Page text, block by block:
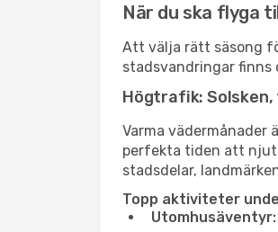
När du ska flyga
Att välja rätt säsong
stadsvandringar
Högtrafik:
Varma
perfekta tiden att
stadsdelar,
Topp aktiviteter
Utomhusäventyr: